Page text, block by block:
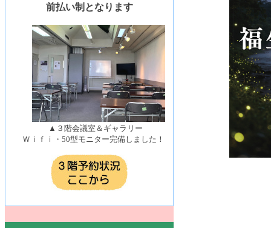
前払い制となります
▲３階会議室＆ギャラリー
Ｗｉｆｉ・50型モニター完備しました！